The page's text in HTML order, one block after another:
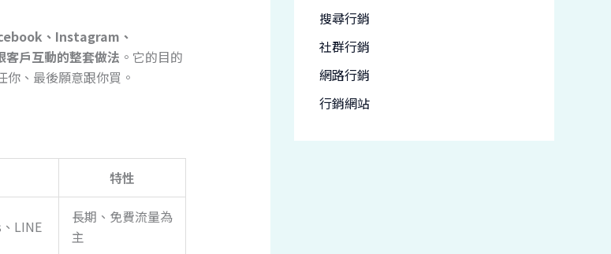
、Instagram、
戶互動的整套做法 。它的目的
、最後願意跟你買。
特性
LINE
長期、免費流量為
主
搜尋行銷
社群行銷
網路行銷
行銷網站